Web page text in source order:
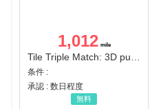
1,012
Tile Triple Match: 3D puzzle
条件 :
承認 : 数日程度
無料